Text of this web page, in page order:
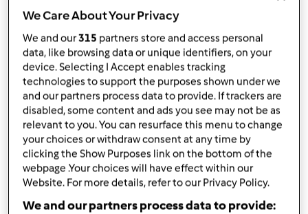
dose/s
15fatia/s
Nível
--
porGast
published: 10.05.2020
Adicionar às minhas coleções
Partilhar receita
We Care About Your Privacy
We and our315 partners store and access personal
data, like browsing data or unique identifiers, on your
device. Selecting I Accept enables tracking
technologies to support the purposes shown under we
and our partners process data to provide. If trackers are
disabled, some content and ads you see may not be as
relevant to you. You can resurface this menu to change
your choices or withdraw consent at any time by
clicking the Show Purposes link on the bottom of the
webpage .Your choices will have effect within our
Website. For more details, refer to our Privacy Policy.
We and our partners process data to provide: